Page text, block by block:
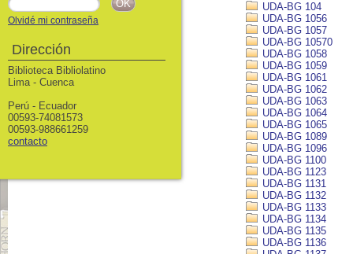
UDA-BG 104
UDA-BG 1056
UDA-BG 1057
UDA-BG 10570
UDA-BG 1058
UDA-BG 1059
UDA-BG 1061
UDA-BG 1062
UDA-BG 1063
UDA-BG 1064
UDA-BG 1065
UDA-BG 1089
UDA-BG 1096
UDA-BG 1100
UDA-BG 1123
UDA-BG 1131
UDA-BG 1132
UDA-BG 1133
UDA-BG 1134
UDA-BG 1135
UDA-BG 1136
Olvidé mi contraseña
Dirección
Biblioteca Bibliolatino
Lima - Cuenca
Perú - Ecuador
00593-74081573
00593-988661259
contacto